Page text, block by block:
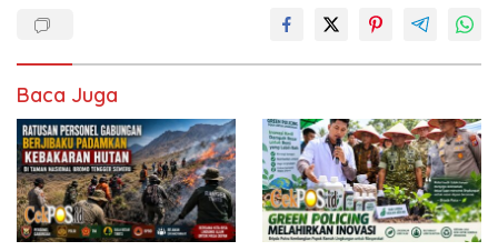
Baca Juga